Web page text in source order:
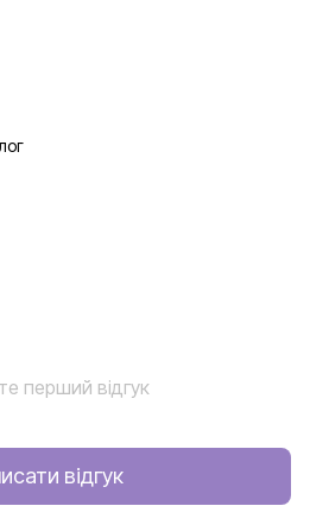
перший відгук
відгук